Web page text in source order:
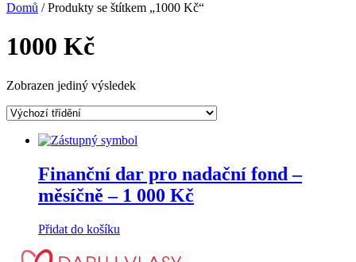
Domů / Produkty se štítkem „1000 Kč“
1000 Kč
Zobrazen jediný výsledek
Finanční dar pro nadační fond –
měsíčně – 1 000 Kč
Přidat do košíku